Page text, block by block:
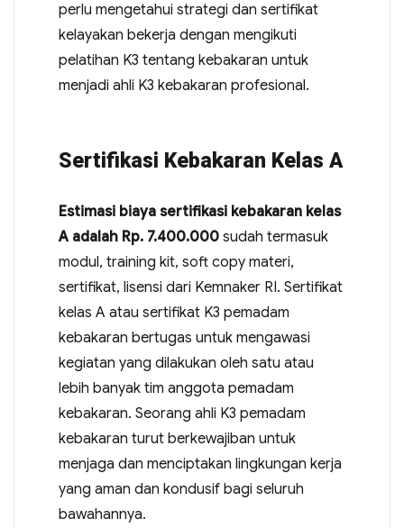
perlu mengetahui strategi dan sertifikat
kelayakan bekerja dengan mengikuti
pelatihan K3 tentang kebakaran untuk
menjadi ahli K3 kebakaran profesional.
Sertifikasi Kebakaran Kelas A
Estimasi biaya sertifikasi kebakaran kelas
A adalah Rp. 7.400.000sudah termasuk
modul, training kit, soft copy materi,
sertifikat, lisensi dari Kemnaker RI. Sertifikat
kelas A atau sertifikat K3 pemadam
kebakaran bertugas untuk mengawasi
kegiatan yang dilakukan oleh satu atau
lebih banyak tim anggota pemadam
kebakaran. Seorang ahli K3 pemadam
kebakaran turut berkewajiban untuk
menjaga dan menciptakan lingkungan kerja
yang aman dan kondusif bagi seluruh
bawahannya.